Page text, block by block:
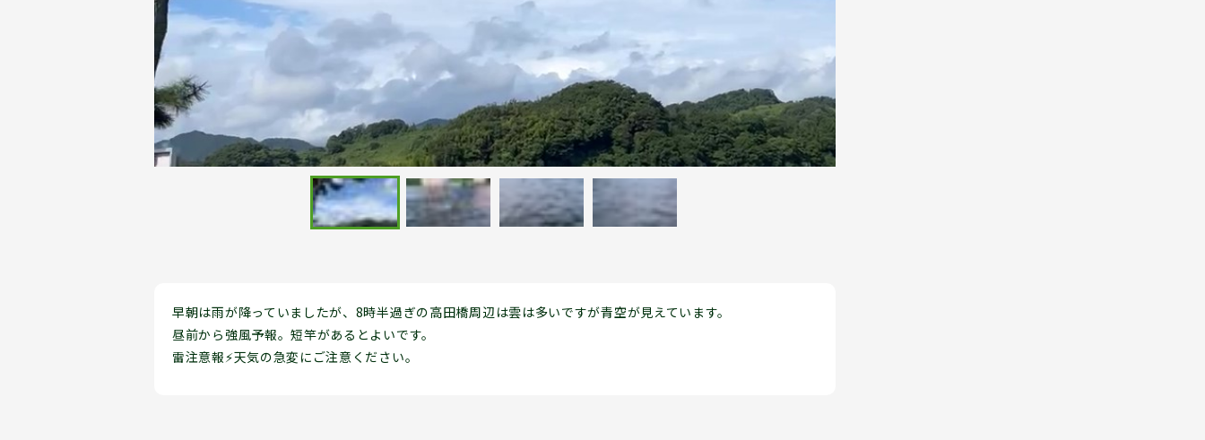
早朝は雨が降っていましたが、8時半過ぎの高田橋周辺は雲は多いですが青空が見えています。
昼前から強風予報。短竿があるとよいです。
雷注意報⚡天気の急変にご注意ください。